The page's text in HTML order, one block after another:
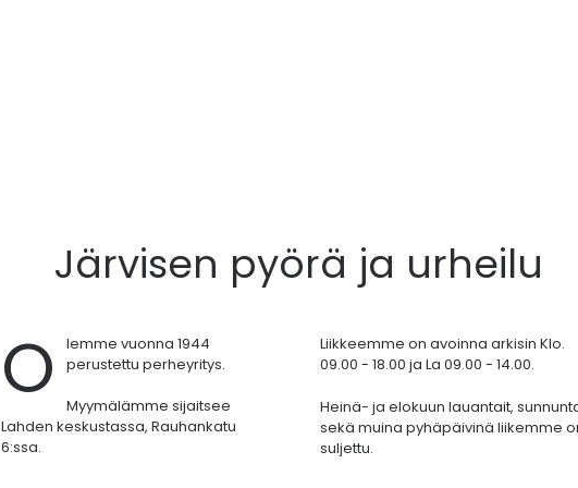
Järvisen pyörä ja urheilu
O
lemme vuonna 1944
perustettu perheyritys.
Myymälämme sijaitsee
Lahden keskustassa, Rauhankatu
6:ssa.
Liikkeemme on avoinna arkisin Klo.
09.00 - 18.00 ja La 09.00 - 14.00.
Heinä- ja elokuun lauantait,
sekä muina pyhäpäivinä liikemme
suljettu.